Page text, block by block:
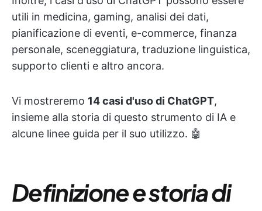
utili in medicina, gaming, analisi dei dati,
pianificazione di eventi, e-commerce, finanza
personale, sceneggiatura, traduzione linguistica,
supporto clienti e altro ancora.
Vi mostreremo 14 casi d'uso di ChatGPT,
insieme alla storia di questo strumento di IA e
alcune linee guida per il suo utilizzo. 🤖
Definizione e storia di